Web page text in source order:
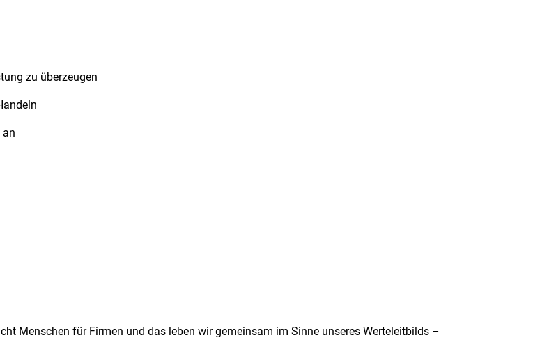
zu überzeugen
an
Menschen für Firmen und das leben wir gemeinsam im Sinne unseres Werteleitbilds –